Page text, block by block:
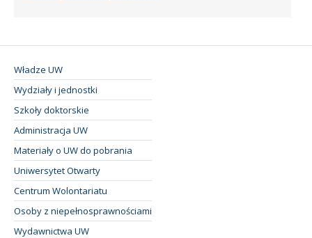
Władze UW
Wydziały i jednostki
Szkoły doktorskie
Administracja UW
Materiały o UW do pobrania
Uniwersytet Otwarty
Centrum Wolontariatu
Osoby z niepełnosprawnościami
Wydawnictwa UW